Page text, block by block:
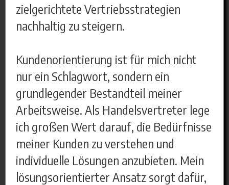
zielgerichtete Vertriebsstrategien
nachhaltig zu steigern.
Kundenorientierung ist für mich nicht
nur ein Schlagwort, sondern ein
grundlegender Bestandteil meiner
Arbeitsweise. Als Handelsvertreter lege
ich großen Wert darauf, die Bedürfnisse
meiner Kunden zu verstehen und
individuelle Lösungen anzubieten. Mein
lösungsorientierter Ansatz sorgt dafür,